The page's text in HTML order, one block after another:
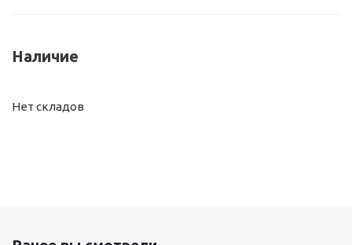
Наличие
Нет складов